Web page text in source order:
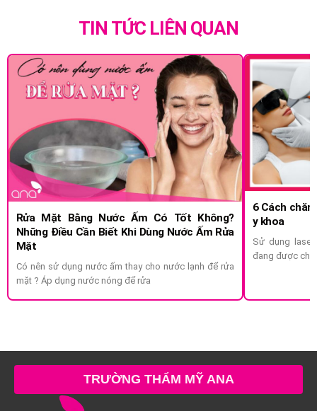
TIN TỨC LIÊN QUAN
Rửa Mặt Bằng Nước Ấm Có Tốt Không?
Những Điều Cần Biết Khi Dùng Nước Ấm Rửa
Mặt
Có nên sử dụng nước ấm thay cho nước lạnh để rửa
mặt ? Áp dụng nước nóng để rửa
6 Cách
y khoa
Sử dụng
đang được chị
TRƯỜNG THẨM MỸ ANA